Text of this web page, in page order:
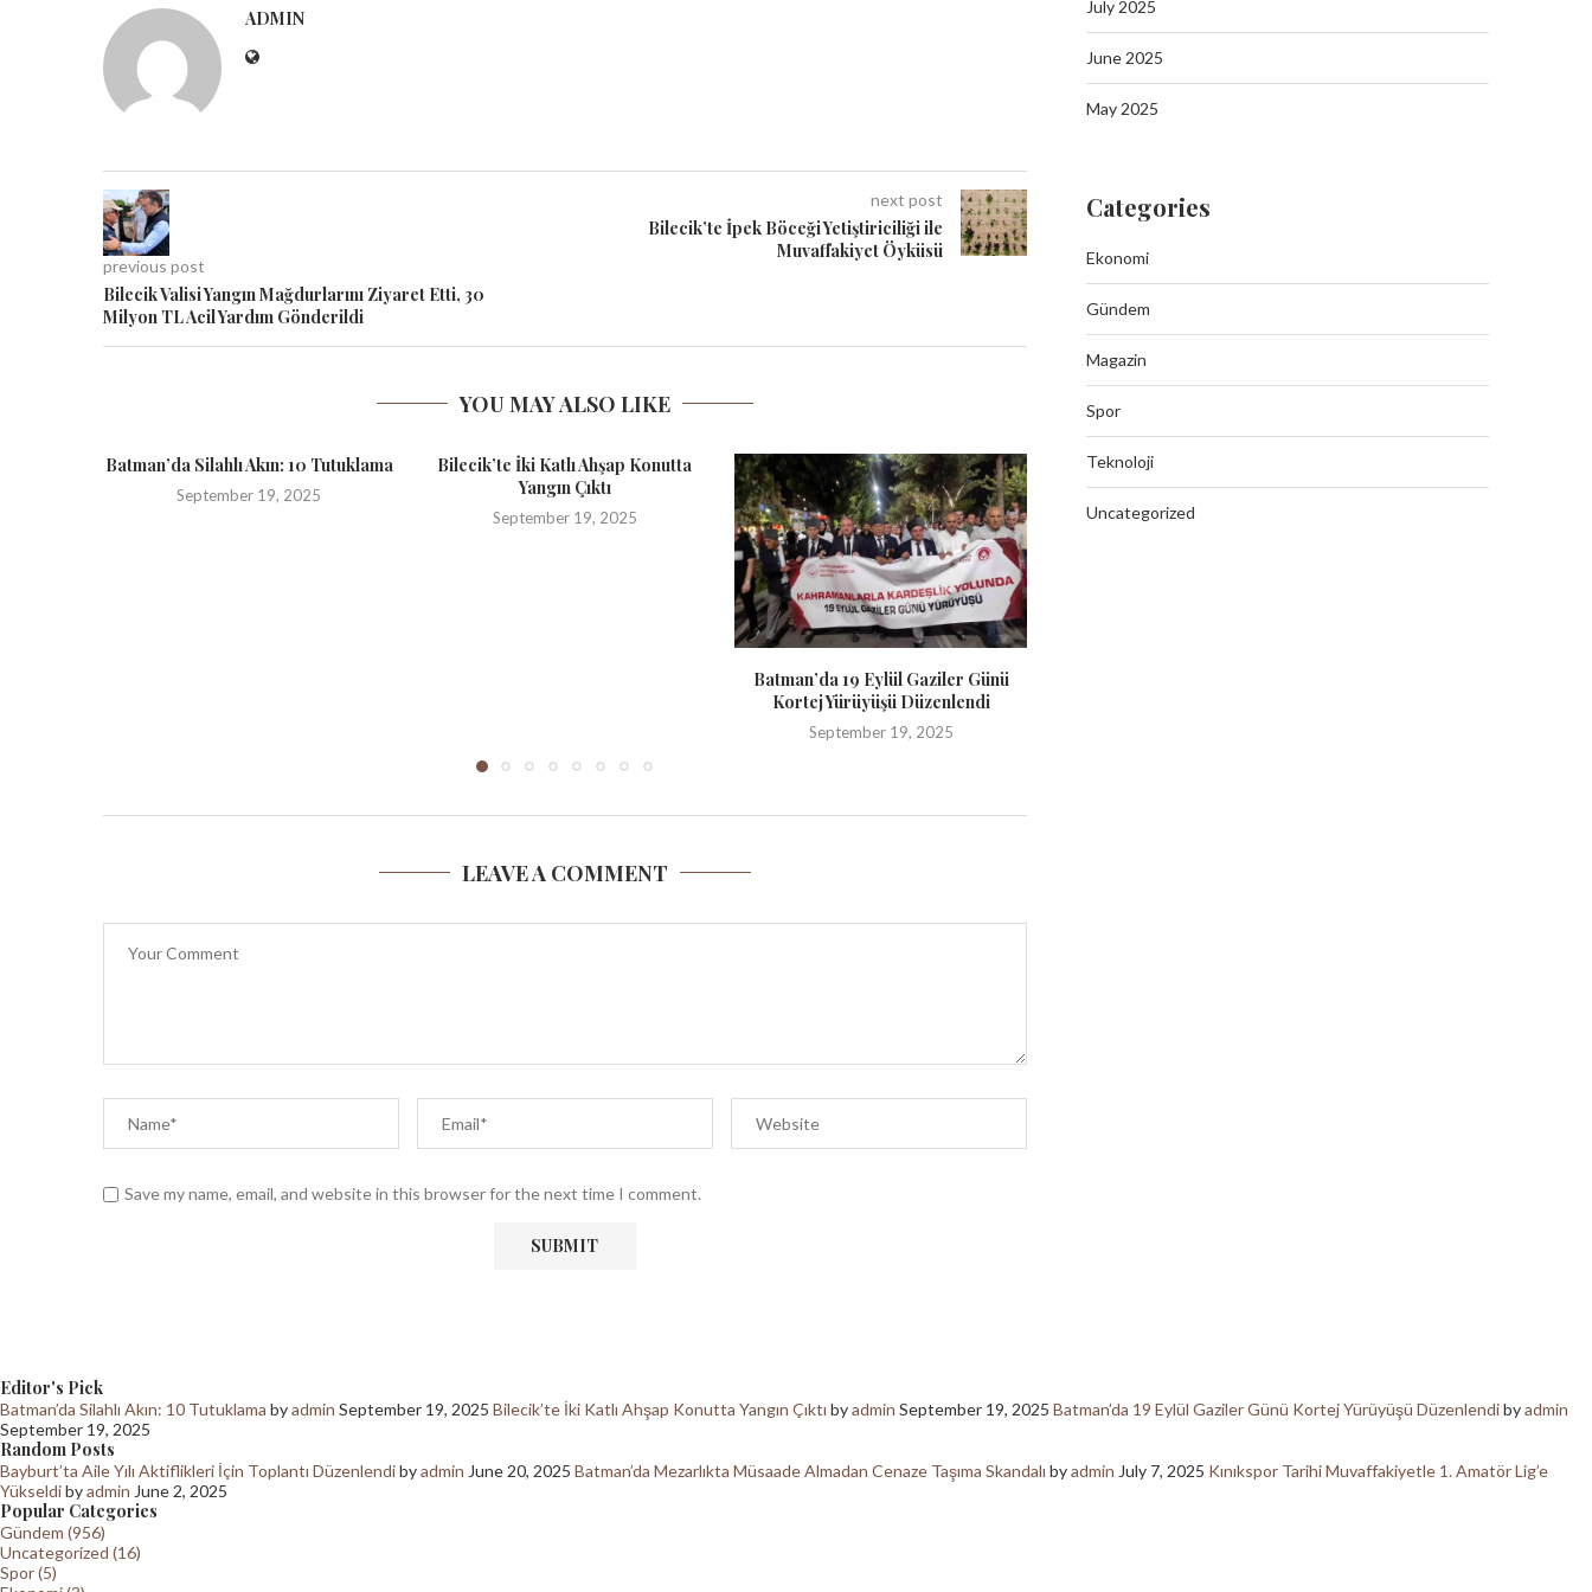
ADMIN
previous post
Bilecik Valisi Yangın Mağdurlarını Ziyaret Etti, 30
Milyon TL Acil Yardım Gönderildi
next post
Bilecik’te İpek Böceği Yetiştiriciliği ile
Muvaffakiyet Öyküsü
YOU MAY ALSO LIKE
Batman’da Silahlı Akın: 10 Tutuklama
September 19, 2025
Bilecik’te İki Katlı Ahşap Konutta
Yangın Çıktı
September 19, 2025
Batman’da 19 Eylül Gaziler Günü
Kortej Yürüyüşü Düzenlendi
September 19, 2025
Batman’da Aileyi Vuran Akında 10
Tutuklama
September 19, 2025
LEAVE A COMMENT
Save my name, email, and website in this browser for the next time I comment.
July 2025
June 2025
May 2025
Categories
Ekonomi
Gündem
Magazin
Spor
Teknoloji
Uncategorized
Editor's Pick
Batman’da Silahlı Akın: 10 Tutuklama byadmin September 19, 2025 Bilecik’te İki Katlı Ahşap Konutta Yangın Çıktı byadmin September 19, 2025 Batman’da 19 Eylül Gaziler Günü Kortej Yürüyüşü Düzenlendibyadmin
September 19, 2025
Random Posts
Bayburt’ta Aile Yılı Aktiflikleri İçin Toplantı Düzenlendibyadmin June 20, 2025 Batman’da Mezarlıkta Müsaade Almadan Cenaze Taşıma Skandalı byadmin July 7, 2025 Kınıkspor Tarihi Muvaffakiyetle 1. Amatör Lig’e
Yükseldibyadmin June 2, 2025
Popular Categories
Gündem (956)
Uncategorized (16)
Spor (5)